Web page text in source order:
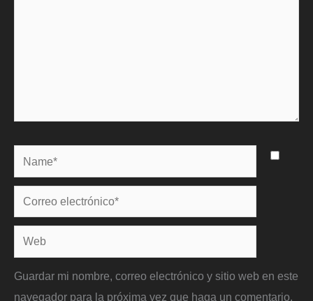
Name*
Correo
electrónico*
Web
Guardar mi nombre, correo electrónico y sitio web en este
navegador para la próxima vez que haga un comentario.